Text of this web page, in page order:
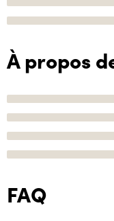
À propos
FAQ